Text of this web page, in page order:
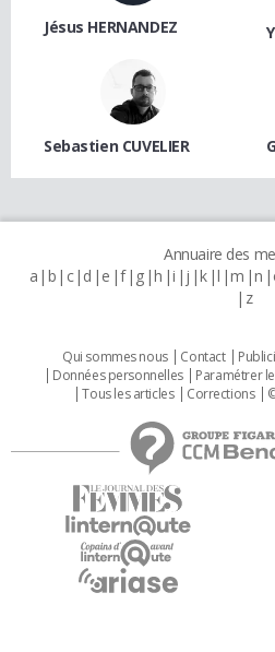
Jésus HERNANDEZ
Sebastien CUVELIER
Annuaire des
a b c d e f g h i j k l m n
z
Qui sommes nous Contact
Données personnelles
Paramétrer
Tous les articles
Corrections